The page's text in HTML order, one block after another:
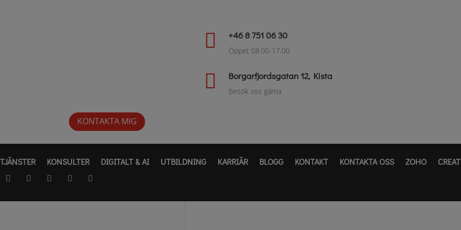
 +46 8 751 06 30
Öppet 08.00-17.00
 Borgarfjordsgatan 12, Kista
Besök oss gärna
KONTAKTA MIG
TJÄNSTER KONSULTER DIGITALT & AI UTBILDNING KARRIÄR BLOGG KONTAKT KONTAKTA OSS ZOHO